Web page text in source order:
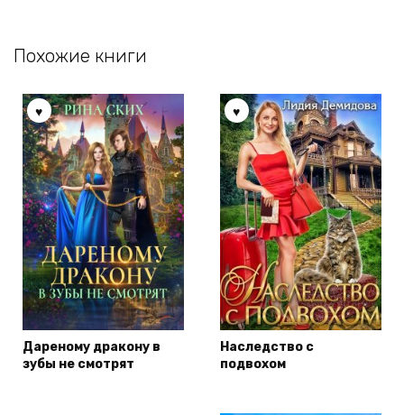
Похожие книги
Дареному дракону в
зубы не смотрят
Наследство с
подвохом